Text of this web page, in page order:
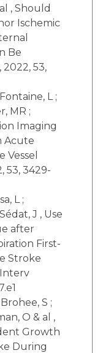
, Should
Ischemic
Be
53,
L ;
MR ;
Imaging
Acute
Vessel
53, 3429-
L ;
J , Use
after
First-
Stroke
S ;
O & al ,
Growth
During